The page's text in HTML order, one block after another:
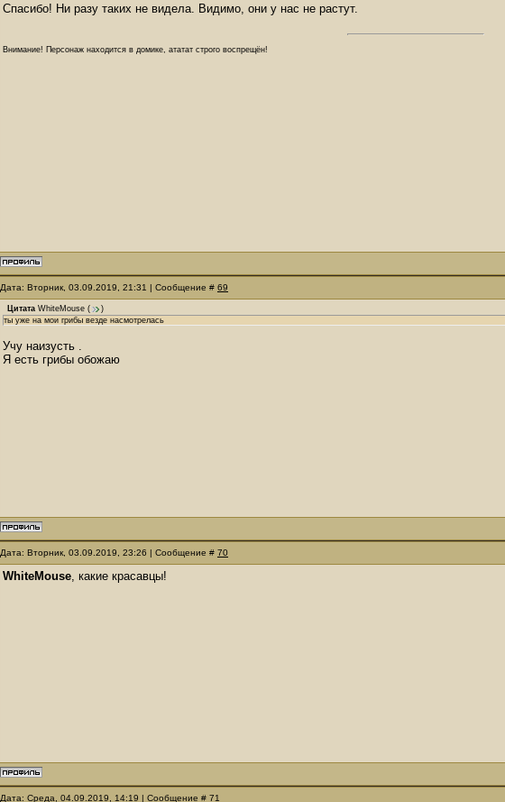
Спасибо! Ни разу таких не видела. Видимо, они у нас не растут.
Внимание! Персонаж находится в домике, ататат строго воспрещён!
Дата: Вторник, 03.09.2019, 21:31 | Сообщение # 69
Цитата WhiteMouse (
)
ты уже на мои грибы везде насмотрелась
Учу наизусть .
Я есть грибы обожаю
Дата: Вторник, 03.09.2019, 23:26 | Сообщение # 70
WhiteMouse, какие красавцы!
Дата: Среда, 04.09.2019, 14:19 | Сообщение # 71